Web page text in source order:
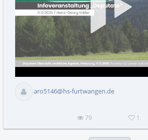
aro5146@hs-furtwangen.de
79 1